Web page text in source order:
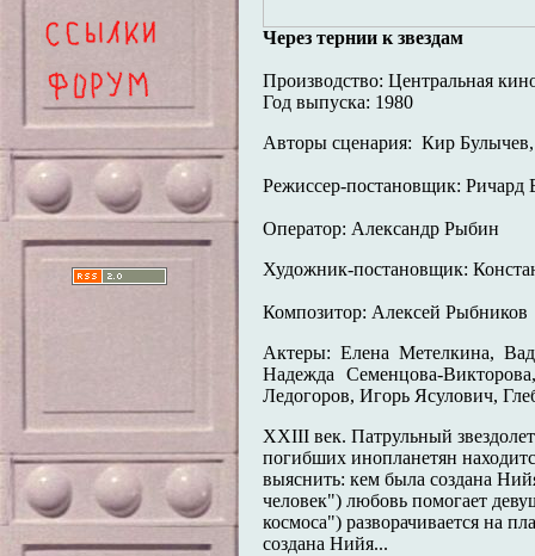
Через тернии к звездам
Производство: Центральная
Год выпуска: 1980
Авторы сценария: Кир
Режиссер-постановщик: Ричард
Оператор: Александр Рыбин
Художник-постановщик:
Композитор: Алексей Рыбников
Актеры: Елена Метелкина,
Надежда Семенцова-
Ледогоров, Игорь Ясулович,
XXIII век. Патрульный
погибших инопланетян
выяснить: кем была создана
человек") любовь помогает
космоса") разворачивается на
создана Нийя...